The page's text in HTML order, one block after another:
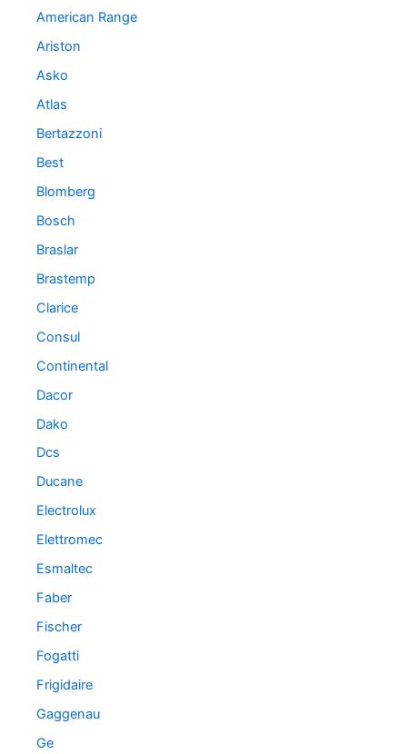
American Range
Ariston
Asko
Atlas
Bertazzoni
Best
Blomberg
Bosch
Braslar
Brastemp
Clarice
Consul
Continental
Dacor
Dako
Dcs
Ducane
Electrolux
Elettromec
Esmaltec
Faber
Fischer
Fogatti
Frigidaire
Gaggenau
Ge